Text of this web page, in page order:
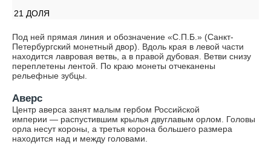
21 ДОЛЯ
Под ней прямая линия и обозначение «С.П.Б.» (Санкт-
Петербургский монетный двор). Вдоль края в левой части
находится лавровая ветвь, а в правой дубовая. Ветви снизу
переплетены лентой. По краю монеты отчеканены
рельефные зубцы.
Аверс
Центр аверса занят малым гербом Российской
империи — распустившим крылья двуглавым орлом. Головы
орла несут короны, а третья корона большего размера
находится над и между головами.